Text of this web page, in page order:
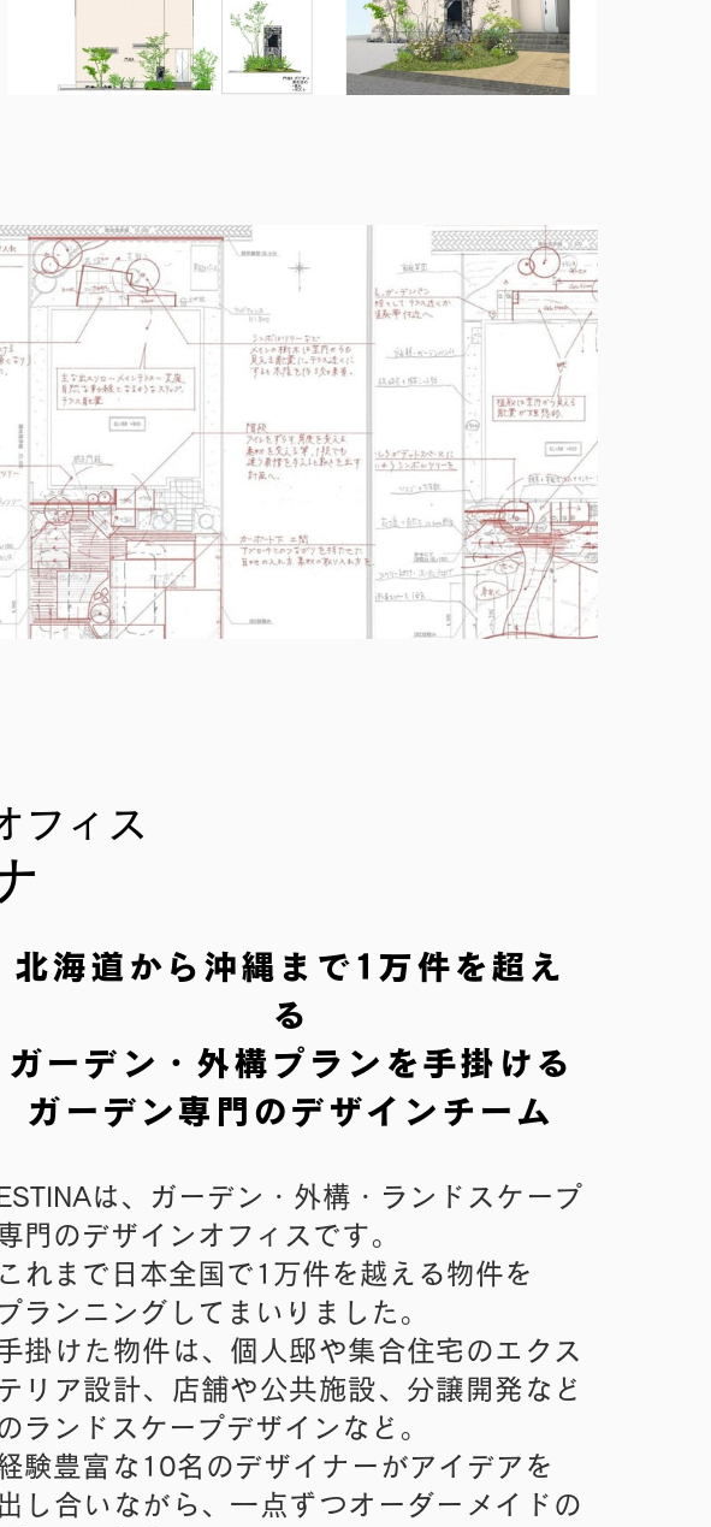
フィス
北海道から沖縄まで1万件を超え
る
ガーデン・外構プランを手掛ける
ガーデン専門のデザインチーム
は、ガーデン・外構・ランドスケープ​
門のデザインオフィスです。
これまで日本全国で1万件を越える物件を
ランニングしてまいりました。
掛けた物件は、個人邸や集合住宅のエクス​
リア設計、店舗や公共施設、分譲開発など​
ランドスケープデザインなど。
験豊富な10名のデザイナーがアイデアを
出し合いながら、一点ずつオーダーメイドの​